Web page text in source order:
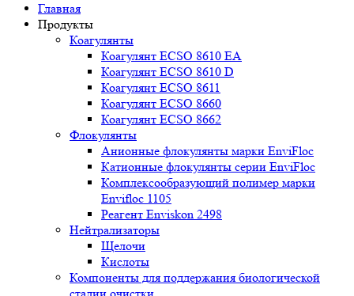
Главная
Продукты
Коагулянты
Коагулянт ECSO 8610 EA
Коагулянт ECSO 8610 D
Коагулянт ECSO 8611
Коагулянт ECSO 8660
Коагулянт ECSO 8662
Флокулянты
Анионные флокулянты марки EnviFloc
Катионные флокулянты серии EnviFloc
Комплексообразующий полимер марки
Envifloc 1105
Реагент Enviskon 2498
Нейтрализаторы
Щелочи
Кислоты
Компоненты для поддержания биологической